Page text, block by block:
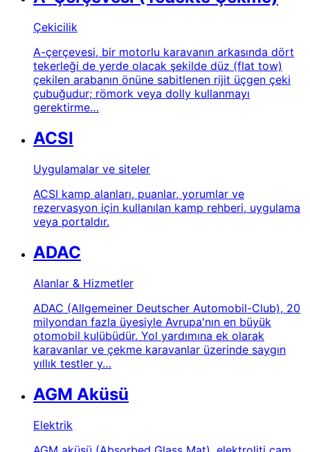
Çekicilik
A-çerçevesi, bir motorlu karavanın arkasında dört
tekerleği de yerde olacak şekilde düz (flat tow)
çekilen arabanın önüne sabitlenen rijit üçgen çeki
çubuğudur; römork veya dolly kullanmayı
gerektirme…
ACSI
Uygulamalar ve siteler
ACSI kamp alanları, puanlar, yorumlar ve
rezervasyon için kullanılan kamp rehberi, uygulama
veya portaldır.
ADAC
Alanlar & Hizmetler
ADAC (Allgemeiner Deutscher Automobil-Club), 20
milyondan fazla üyesiyle Avrupa'nın en büyük
otomobil kulübüdür. Yol yardımına ek olarak
karavanlar ve çekme karavanlar üzerinde saygın
yıllık testler y…
AGM Aküsü
Elektrik